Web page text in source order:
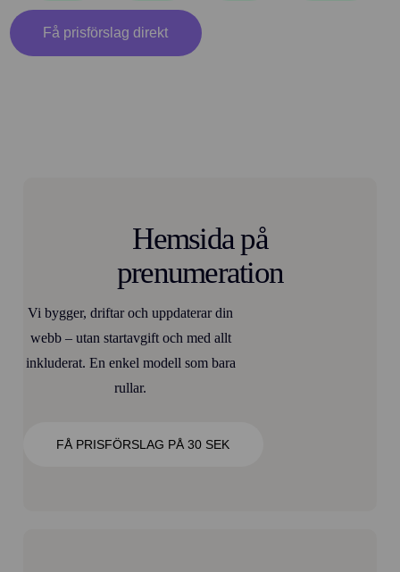
Få prisförslag direkt
Hemsida på
prenumeration
Vi bygger, driftar och uppdaterar din
webb – utan startavgift och med allt
inkluderat. En enkel modell som bara
rullar.
FÅ PRISFÖRSLAG PÅ 30 SEK